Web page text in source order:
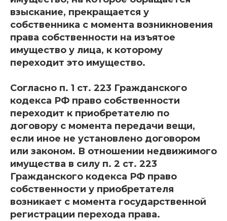
взыскание, прекращается у
собственника с момента возникновения
права собственности на изъятое
имущество у лица, к которому
переходит это имущество.
Согласно п. 1 ст. 223 Гражданского
кодекса РФ право собственности
переходит к приобретателю по
договору с момента передачи вещи,
если иное не установлено договором
или законом. В отношении недвижимого
имущества в силу п. 2 ст. 223
Гражданского кодекса РФ право
собственности у приобретателя
возникает с момента государственной
регистрации перехода права.